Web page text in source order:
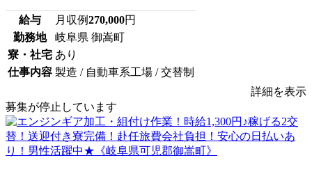
給与 月収例270,000円
勤務地
岐阜県 御嵩町
寮・社宅 あり
仕事内容 製造 / 自動車系工場 / 交替制
詳細を表示
募集が停止しています